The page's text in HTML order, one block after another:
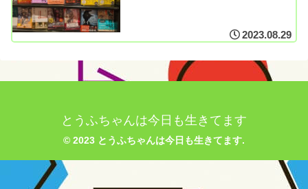
2023.08.29
とうふちゃんは今日も生きてます
© 2023 とうふちゃんは今日も生きてます.